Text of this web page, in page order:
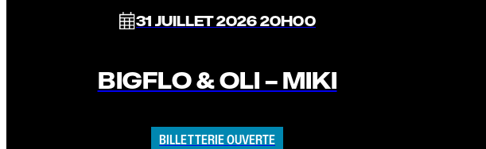
31 JUILLET 2026 20H00
BIGFLO & OLI – MIKI
BILLETTERIE OUVERTE